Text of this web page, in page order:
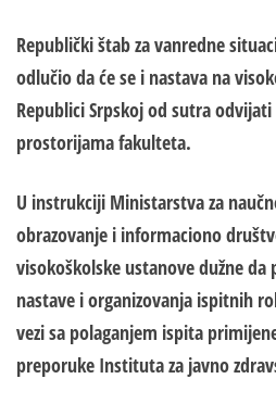
Republički štab za vanredne
odlučio da će se i nastava na
Republici Srpskoj od sutra
prostorijama fakulteta.
U instrukciji Ministarstva za
obrazovanje i informaciono
visokoškolske ustanove dužne
nastave i organizovanja ispitnih
vezi sa polaganjem ispita
preporuke Instituta za javno